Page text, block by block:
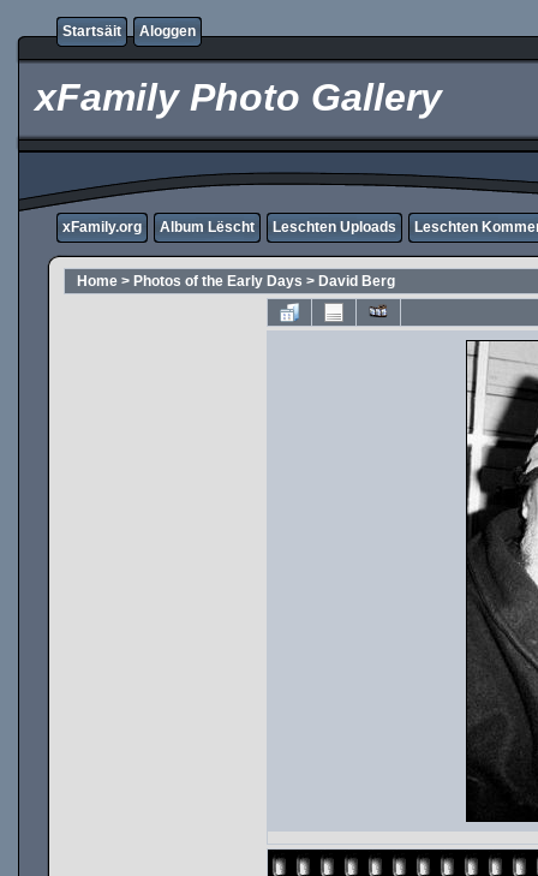
Startsäit Aloggen
xFamily Photo Gallery
xFamily.org Album Lëscht Leschten Uploads Leschten
Home > Photos of the Early Days > David Berg